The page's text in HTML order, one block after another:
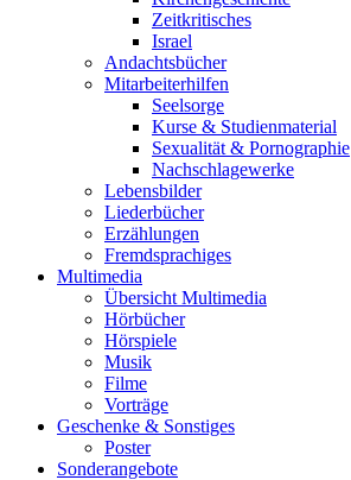
Zeitkritisches
Israel
Andachtsbücher
Mitarbeiterhilfen
Seelsorge
Kurse & Studienmaterial
Sexualität & Pornographie
Nachschlagewerke
Lebensbilder
Liederbücher
Erzählungen
Fremdsprachiges
Multimedia
Übersicht Multimedia
Hörbücher
Hörspiele
Musik
Filme
Vorträge
Geschenke & Sonstiges
Poster
Sonderangebote